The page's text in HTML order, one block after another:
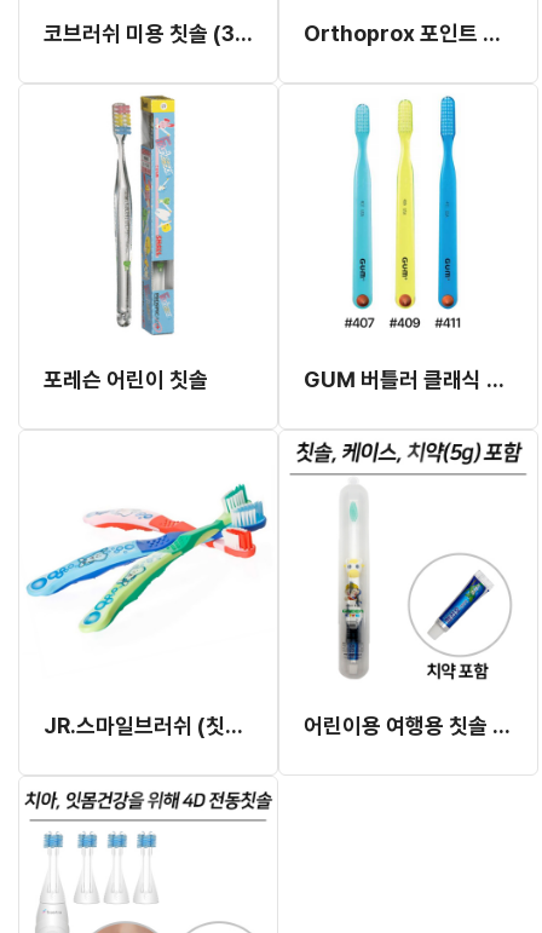
코브러쉬 미용 칫솔 (3개입) Orthoprox 포인트 터프드 칫솔
포레슨 어린이 칫솔 GUM 버틀러 클래식 칫솔
JR.스마일브러쉬 (칫솔) (#5855) 어린이용 여행용 칫솔 킷트